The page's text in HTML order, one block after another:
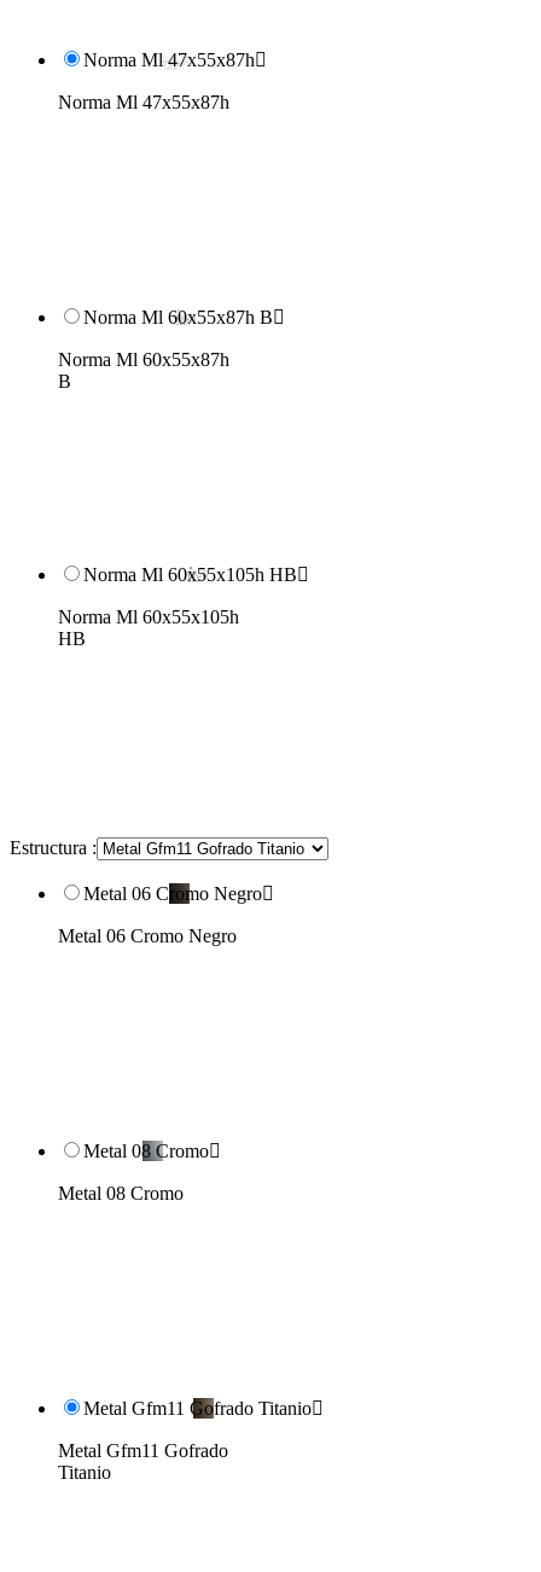
Norma Ml 47x55x87h
Norma Ml 47x55x87h
Norma Ml 60x55x87h B
Norma Ml 60x55x87h
B
Norma Ml 60x55x105h HB
Norma Ml 60x55x105h
HB
Estructura :
Metal 06 Cromo Negro
Metal 06 Cromo Negro
Metal 08 Cromo
Metal 08 Cromo
Metal Gfm11 Gofrado Titanio
Metal Gfm11 Gofrado
Titanio